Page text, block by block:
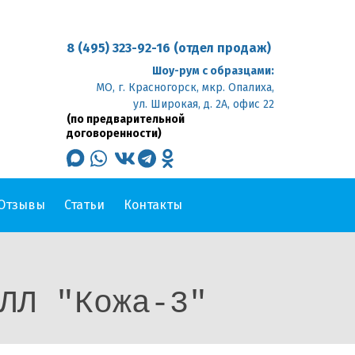
8 (495) 323-92-16 (отдел продаж)
Шоу-рум с образцами:
МО, г. Красногорск, мкр. Опалиха,
ул. Широкая, д. 2А, офис 22
(по предварительной
договоренности)
max whatsapp
vk telegramodnoklassniki
Статьи Контакты
"Кожа-3"